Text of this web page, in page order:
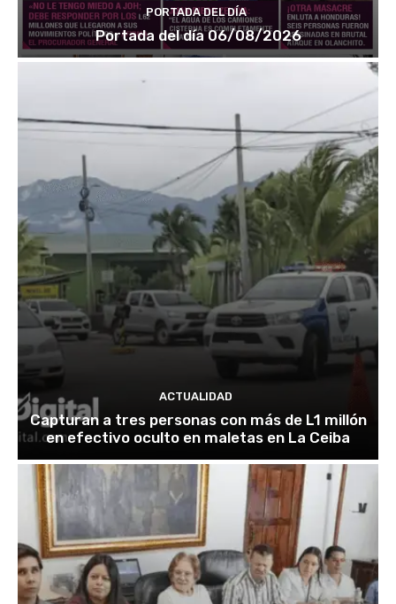
PORTADA DEL DÍA
Portada del día 06/08/2026
ACTUALIDAD
Capturan a tres personas con más de L1 millón
en efectivo oculto en maletas en La Ceiba